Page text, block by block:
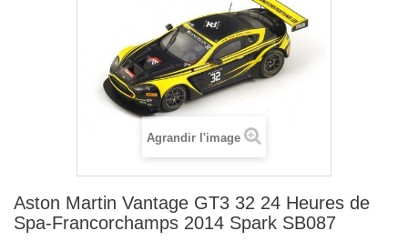
Agrandir l'image
Aston Martin Vantage GT3 32 24 Heures de
Spa-Francorchamps 2014 Spark SB087